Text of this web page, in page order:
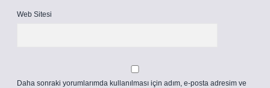
Web Sitesi
Daha sonraki yorumlarımda kullanılması için adım, e-posta adresim ve